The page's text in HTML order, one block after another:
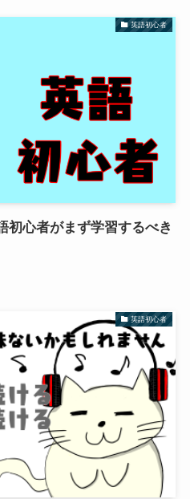
英語初心者
初心者がまず学習するべき
英語初心者